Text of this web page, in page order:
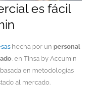
es fácil
hecha por un personal
, en Tinsa by Accumin
en metodologías
al mercado.